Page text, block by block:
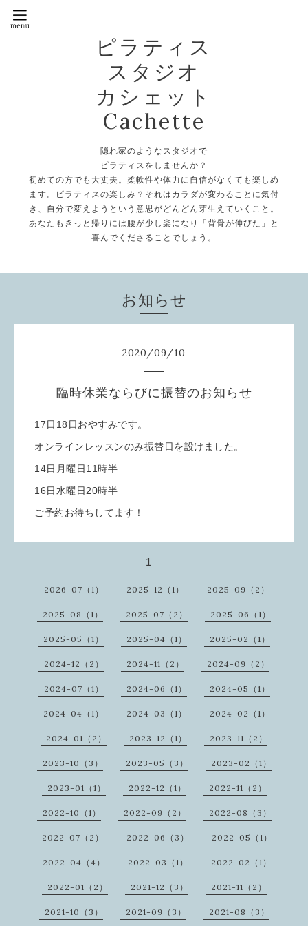
ピラティス
スタジオ
カシェット
Cachette
隠れ家のようなスタジオで
ピラティスをしませんか？
初めての方でも大丈夫。柔軟性や体力に自信がなくても楽しめ
ます。ピラティスの楽しみ？それはカラダが変わることに気付
き、自分で変えようという意思がどんどん芽生えていくこと。
あなたもきっと帰りには腰が少し楽になり「背骨が伸びた」と
喜んでくださることでしょう。
お知らせ
2020/09/10
臨時休業ならびに振替のお知らせ
17日18日おやすみです。
オンラインレッスンのみ振替日を設けました。
14日月曜日11時半
16日水曜日20時半
ご予約お待ちしてます！
1
2026-07（1） 2025-12（1） 2025-09（2）
2025-08（1） 2025-07（2） 2025-06（1）
2025-05（1） 2025-04（1） 2025-02（1）
2024-12（2） 2024-11（2） 2024-09（2）
2024-07（1） 2024-06（1） 2024-05（1）
2024-04（1） 2024-03（1） 2024-02（1）
2024-01（2） 2023-12（1） 2023-11（2）
2023-10（3） 2023-05（3） 2023-02（1）
2023-01（1） 2022-12（1） 2022-11（2）
2022-10（1） 2022-09（2） 2022-08（3）
2022-07（2） 2022-06（3） 2022-05（1）
2022-04（4） 2022-03（1） 2022-02（1）
2022-01（2） 2021-12（3） 2021-11（2）
2021-10（3） 2021-09（3） 2021-08（3）